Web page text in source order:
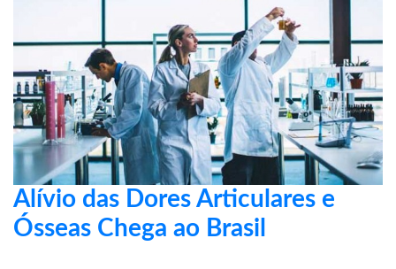
Alívio das Dores Articulares e
Ósseas Chega ao Brasil